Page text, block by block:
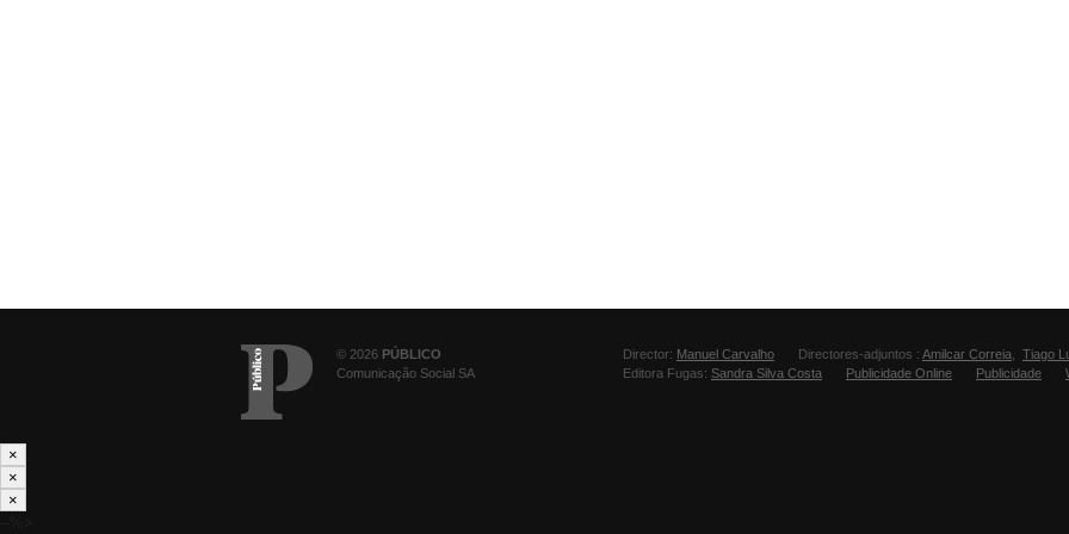
© 2026 PÚBLICO
Comunicação Social SA
Director: Manuel Carvalho Directores-adjuntos : Amilcar Correia Tiago
Editora Fugas: Sandra Silva Costa Publicidade Online Publicidade
×
×
×